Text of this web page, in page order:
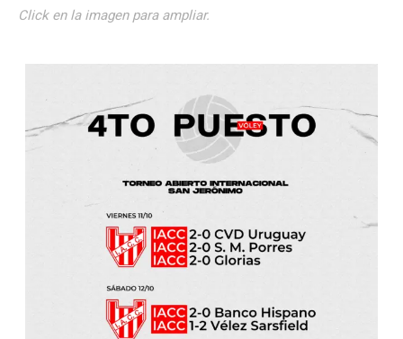
Click en la imagen para ampliar.